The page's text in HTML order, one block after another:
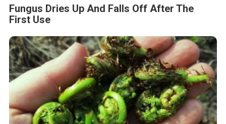
Fungus Dries Up And Falls Off After The
First Use